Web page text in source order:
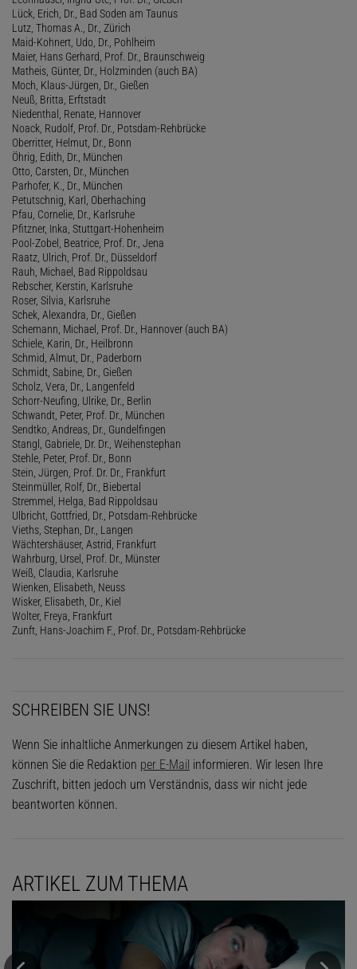
Lück, Erich, Dr., Bad Soden am Taunus
Lutz, Thomas A., Dr., Zürich
Maid-Kohnert, Udo, Dr., Pohlheim
Maier, Hans Gerhard, Prof. Dr., Braunschweig
Matheis, Günter, Dr., Holzminden (auch BA)
Moch, Klaus-Jürgen, Dr., Gießen
Neuß, Britta, Erftstadt
Niedenthal, Renate, Hannover
Noack, Rudolf, Prof. Dr., Potsdam-Rehbrücke
Oberritter, Helmut, Dr., Bonn
Öhrig, Edith, Dr., München
Otto, Carsten, Dr., München
Parhofer, K., Dr., München
Petutschnig, Karl, Oberhaching
Pfau, Cornelie, Dr., Karlsruhe
Pfitzner, Inka, Stuttgart-Hohenheim
Pool-Zobel, Beatrice, Prof. Dr., Jena
Raatz, Ulrich, Prof. Dr., Düsseldorf
Rauh, Michael, Bad Rippoldsau
Rebscher, Kerstin, Karlsruhe
Roser, Silvia, Karlsruhe
Schek, Alexandra, Dr., Gießen
Schemann, Michael, Prof. Dr., Hannover (auch BA)
Schiele, Karin, Dr., Heilbronn
Schmid, Almut, Dr., Paderborn
Schmidt, Sabine, Dr., Gießen
Scholz, Vera, Dr., Langenfeld
Schorr-Neufing, Ulrike, Dr., Berlin
Schwandt, Peter, Prof. Dr., München
Sendtko, Andreas, Dr., Gundelfingen
Stangl, Gabriele, Dr. Dr., Weihenstephan
Stehle, Peter, Prof. Dr., Bonn
Stein, Jürgen, Prof. Dr. Dr., Frankfurt
Steinmüller, Rolf, Dr., Biebertal
Stremmel, Helga, Bad Rippoldsau
Ulbricht, Gottfried, Dr., Potsdam-Rehbrücke
Vieths, Stephan, Dr., Langen
Wächtershäuser, Astrid, Frankfurt
Wahrburg, Ursel, Prof. Dr., Münster
Weiß, Claudia, Karlsruhe
Wienken, Elisabeth, Neuss
Wisker, Elisabeth, Dr., Kiel
Wolter, Freya, Frankfurt
Zunft, Hans-Joachim F., Prof. Dr., Potsdam-Rehbrücke
SCHREIBEN SIE UNS!
Wenn Sie inhaltliche Anmerkungen zu diesem Artikel haben,
können Sie die Redaktion per E-Mail informieren. Wir lesen Ihre
Zuschrift, bitten jedoch um Verständnis, dass wir nicht jede
beantworten können.
ARTIKEL ZUM THEMA